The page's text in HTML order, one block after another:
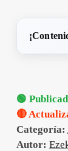
🟢
🔴
Categoría:
Autor: